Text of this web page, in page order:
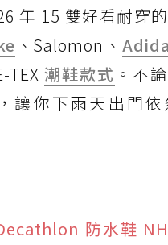
年 15 雙好看耐穿
、Salomon、
TEX 潮鞋款式 。不
讓你下雨天出門依
防水鞋